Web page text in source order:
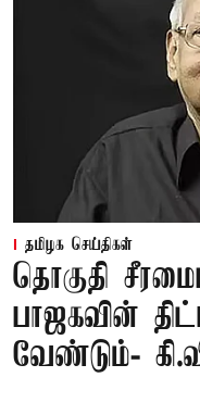
தமிழக செய்திகள்
தொகுதி
பாஜகவின்
வேண்டும்-